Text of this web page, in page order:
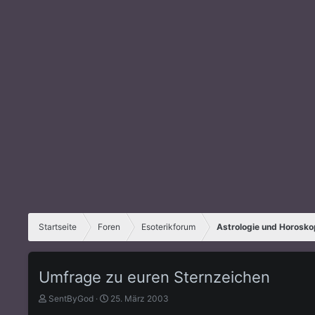
Startseite Foren Esoterikforum Astrologie und
Umfrage zu euren Sternzeichen
E
SentByGod
E
25. März 2003